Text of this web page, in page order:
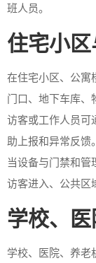
班人员。
住宅小
在住宅小区、公寓
门口、地下车库、
访客或工作人员可
助上报和异常反馈。
当设备与门禁和管
访客进入、公共区
学校、
学校、医院、养老